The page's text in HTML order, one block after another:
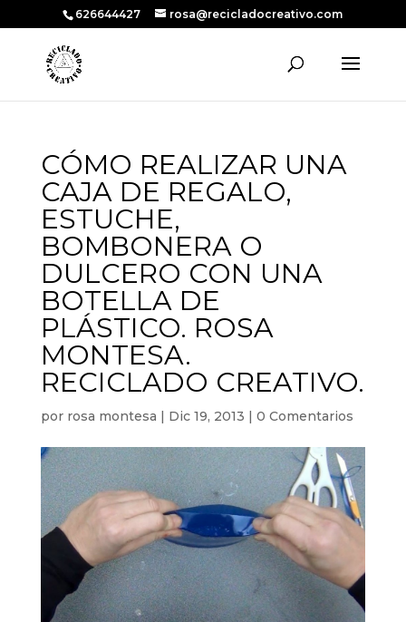
626644427 rosa@recicladocreativo.com
CÓMO REALIZAR UNA
CAJA DE REGALO,
ESTUCHE,
BOMBONERA O
DULCERO CON UNA
BOTELLA DE
PLÁSTICO. ROSA
MONTESA.
RECICLADO CREATIVO.
por rosa montesa | Dic 19, 2013 | 0 Comentarios